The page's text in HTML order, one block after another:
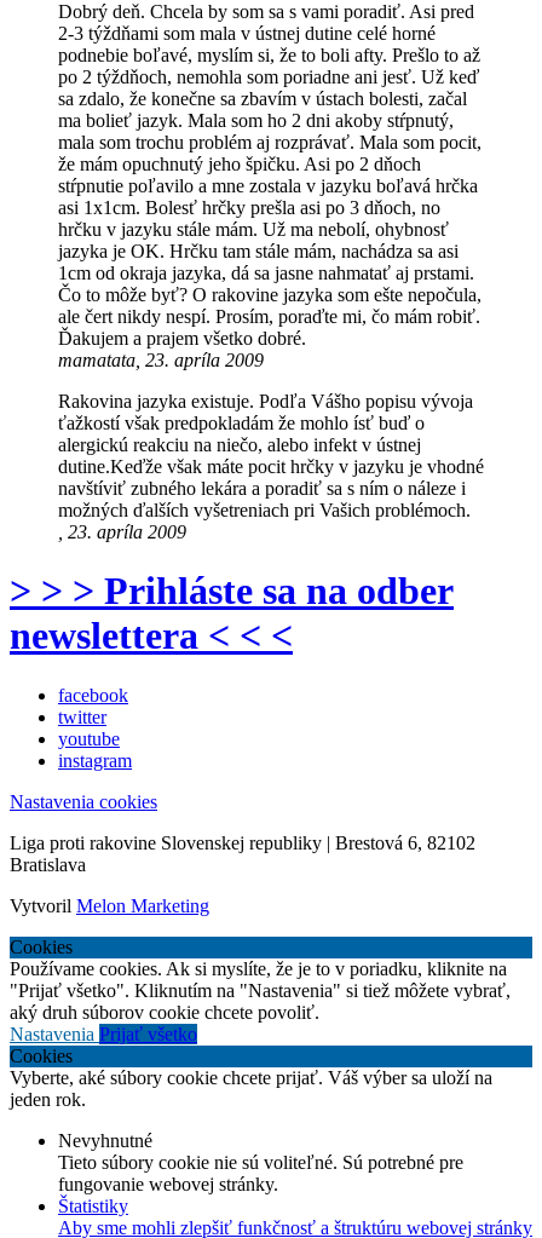
Dobrý deň. Chcela by som sa s vami poradiť. Asi pred
2-3 týždňami som mala v ústnej dutine celé horné
podnebie boľavé, myslím si, že to boli afty. Prešlo to až
po 2 týždňoch, nemohla som poriadne ani jesť. Už keď
sa zdalo, že konečne sa zbavím v ústach bolesti, začal
ma bolieť jazyk. Mala som ho 2 dni akoby stŕpnutý,
mala som trochu problém aj rozprávať. Mala som pocit,
že mám opuchnutý jeho špičku. Asi po 2 dňoch
stŕpnutie poľavilo a mne zostala v jazyku boľavá hrčka
asi 1x1cm. Bolesť hrčky prešla asi po 3 dňoch, no
hrčku v jazyku stále mám. Už ma nebolí, ohybnosť
jazyka je OK. Hrčku tam stále mám, nachádza sa asi
1cm od okraja jazyka, dá sa jasne nahmatať aj prstami.
Čo to môže byť? O rakovine jazyka som ešte nepočula,
ale čert nikdy nespí. Prosím, poraďte mi, čo mám robiť.
Ďakujem a prajem všetko dobré.
mamatata, 23. apríla 2009
Rakovina jazyka existuje. Podľa Vášho popisu vývoja
ťažkostí však predpokladám že mohlo ísť buď o
alergickú reakciu na niečo, alebo infekt v ústnej
dutine.Keďže však máte pocit hrčky v jazyku je vhodné
navštíviť zubného lekára a poradiť sa s ním o náleze i
možných ďalších vyšetreniach pri Vašich problémoch.
, 23. apríla 2009
> > > Prihláste sa na odber
newslettera < < <
facebook
twitter
youtube
instagram
Nastavenia cookies
Liga proti rakovine Slovenskej republiky | Brestová 6, 82102
Bratislava
Vytvoril Melon Marketing
Cookies
Používame cookies. Ak si myslíte, že je to v poriadku, kliknite na
"Prijať všetko". Kliknutím na "Nastavenia" si tiež môžete vybrať,
aký druh súborov cookie chcete povoliť.
Nastavenia Prijať všetko
Cookies
Vyberte, aké súbory cookie chcete prijať. Váš výber sa uloží na
jeden rok.
Nevyhnutné
Tieto súbory cookie nie sú voliteľné. Sú potrebné pre
fungovanie webovej stránky.
Štatistiky
Aby sme mohli zlepšiť funkčnosť a štruktúru webovej stránky